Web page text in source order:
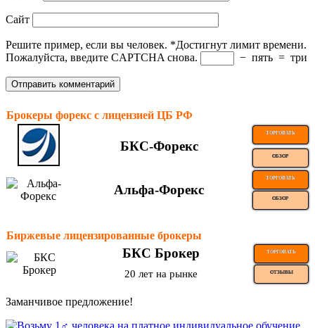
Сайт
Решите пример, если вы человек. *Достигнут лимит времени.
Пожалуйста, введите CAPTCHA снова.
− пять = три
Брокеры форекс с лицензией ЦБ РФ
БКС-Форекс
ТОРГОВАТЬ
ОБЗОР
Альфа-Форекс
ТОРГОВАТЬ
ОБЗОР
Биржевые лицензированные брокеры
БКС Брокер ТОРГОВАТЬ
20 лет на рынке ОТЗЫВЫ
Заманчивое предложение!